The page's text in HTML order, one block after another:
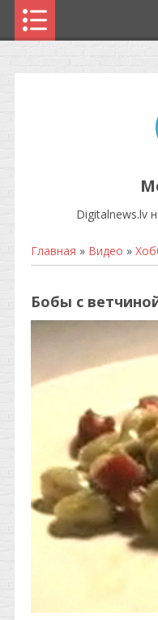
Digitalnews.lv
Главная » Видео »
Бобы с